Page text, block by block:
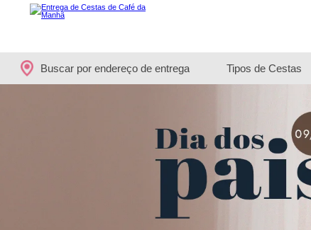
Buscar por endereço de entrega Tipos de Cestas